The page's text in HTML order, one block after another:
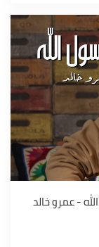
- عمرو خالد